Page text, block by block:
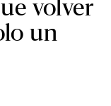
volver
un